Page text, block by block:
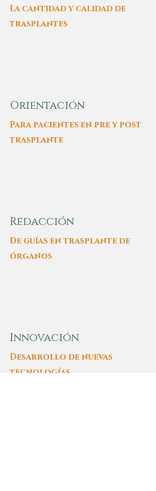
La cantidad y calidad de
trasplantes
Orientación
Para pacientes en pre y post
trasplante
Redacción
De guías en trasplante de
órganos
Innovación
Desarrollo de nuevas
tecnologías